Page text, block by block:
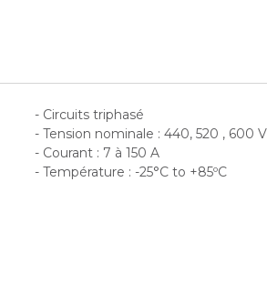
- Circuits triphasé
- Tension nominale : 440, 520 , 600
- Courant : 7 à 150 A
- Température : -25°C to +85ºC